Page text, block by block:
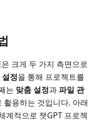
크게 두 가지 측면으로
정을 통해 프로젝트를
는 맞춤 설정과파일 관
용하는 것입니다. 아래
계적으로 챗GPT 프로젝